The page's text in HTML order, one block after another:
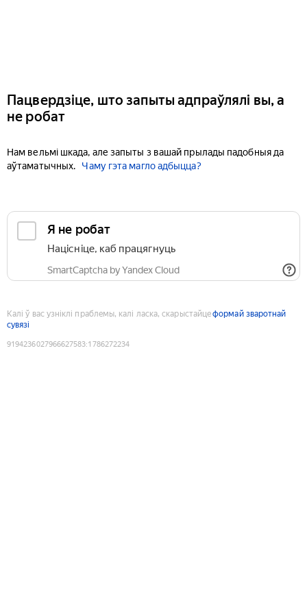
Пацвердзіце, што запыты адпраўлялі вы, а
не робат
Нам вельмі шкада, але запыты з вашай прылады падобныя да
аўтаматычных.
Чаму гэта магло адбыцца?
Я не робат
Націсніце, каб працягнуць
SmartCaptcha by Yandex Cloud
Калі ў вас узніклі праблемы, калі ласка, скарыстайцеформай зваротнай
сувязі
9194236027966627583:1786272234